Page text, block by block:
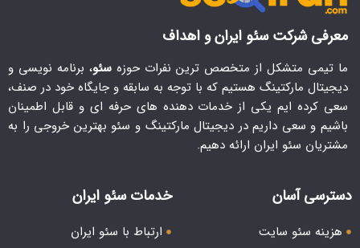
معرفی شرکت سئو ایران و اهداف
ما تیمی متشکل از متخصص ترین نفرات حوزه سئو، برنامه نویسی و
دیجیتال مارکتینگ هستیم که با توجه به سابقه و جایگاه خود در صنف،
سعی کرده ایم یکی از خدمات دهنده های حرفه ای و قابل اطمینان
باشیم و سعی داریم در دیجیتال مارکتینگ و سئو بهترین خروجی را به
مشتریان سئو ایران ارائه دهیم.
دسترسی آسان
هزینه سئو سایت
خدمات سئو ایران
ارتباط با سئو ایران